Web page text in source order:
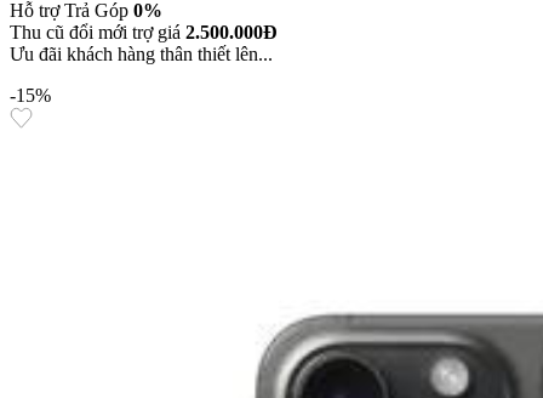
Hỗ trợ Trả Góp 0%
Thu cũ đổi mới trợ giá 2.500.000Đ
Ưu đãi khách hàng thân thiết lên...
-15%